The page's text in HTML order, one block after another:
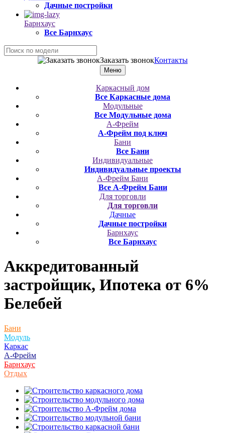
Дачные постройки
Барнхаус
Все Барнхаус
Заказать звонокКонтакты
Меню
Каркасный дом
Все Каркасные дома
Модульные
Все Модульные дома
А-Фрейм
А-Фрейм под ключ
Бани
Все Бани
Индивидуальные
Индивидуальные проекты
А-Фрейм Бани
Все А-Фрейм Бани
Для торговли
Для торговли
Дачные
Дачные постройки
Барнхаус
Все Барнхаус
Аккредитованный
застройщик, Ипотека от 6%
Белебей
Бани
Модуль
Каркас
А-Фрейм
Барнхаус
Отдых